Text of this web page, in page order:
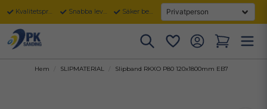
Kvalitetsprodukter Snabba leveranser Säker betalning
Hem SLIPMATERIAL Slipband RKXO P80 120x1800mm EB7